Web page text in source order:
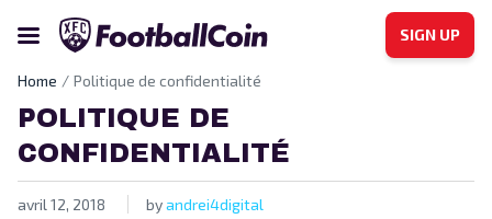
SIGN UP
Home Politique de confidentialité
POLITIQUE DE
CONFIDENTIALITÉ
avril 12, 2018 byandrei4digital